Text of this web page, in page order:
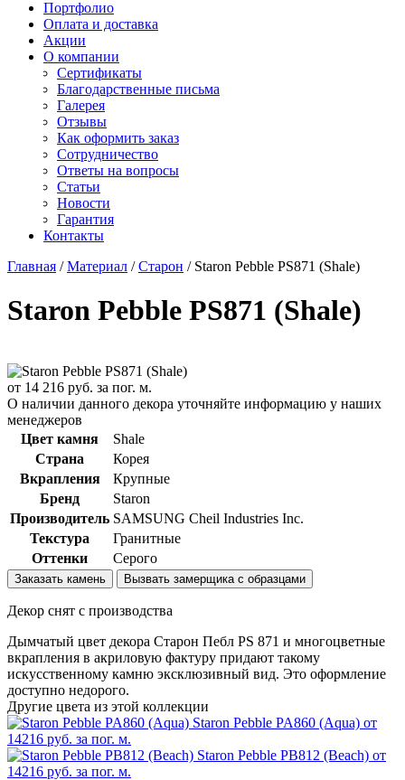
Ханекс
Акрилика
Кориан
Монтелли
Тристоун
СмартКварц
Цезарьстоун
Викостон
Технистон
Камбрия
Плазастон
Портфолио
Оплата и доставка
Акции
О компании
Сертификаты
Благодарственные письма
Галерея
Отзывы
Как оформить заказ
Сотрудничество
Ответы на вопросы
Статьи
Новости
Гарантия
Контакты
Главная /Материал /Старон / Staron Pebble PS871 (Shale)
Staron Pebble PS871 (Shale)
от 14 216 руб. за пог. м.
О наличии данного декора уточняйте информацию у наших
менеджеров
Цвет камня
Shale
Страна
Корея
Вкрапления
Крупные
Бренд
Staron
Производитель SAMSUNG Cheil Industries Inc.
Текстура
Гранитные
Оттенки
Серого
Заказать камень Вызвать замерщика с образцами
Декор снят с производства
Дымчатый цвет декора Cтарон Пебл PS 871 и многоцветные
вкрапления в акриловую фактуру придают такому
искусственному камню эксклюзивный вид. Это оформление
доступно недорого.
Другие цвета из этой коллекции
Staron Pebble PA860 (Aqua) от
14216 руб. за пог. м.
Staron Pebble PB812 (Beach) от
14216 руб. за пог. м.